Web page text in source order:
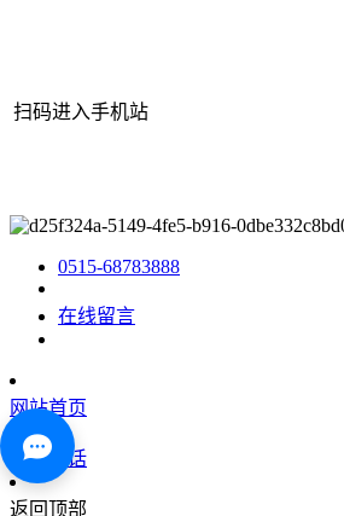
扫码进入手机站
0515-68783888
在线留言
网站首页
咨询电话
返回顶部